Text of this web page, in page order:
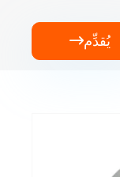
يُقدِّم